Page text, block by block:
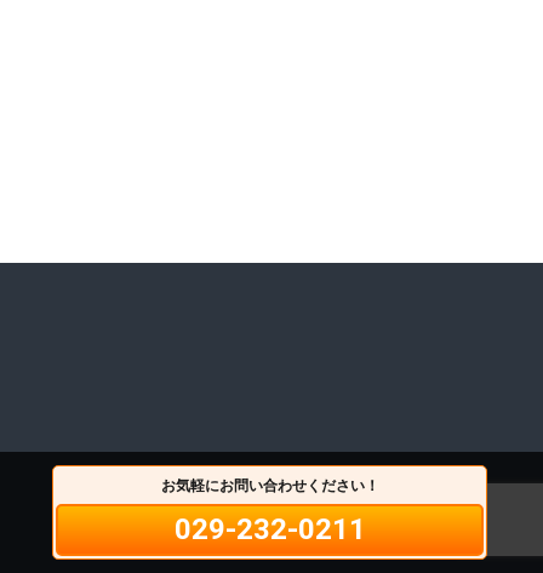
お気軽にお問い合わせください！
029-232-0211